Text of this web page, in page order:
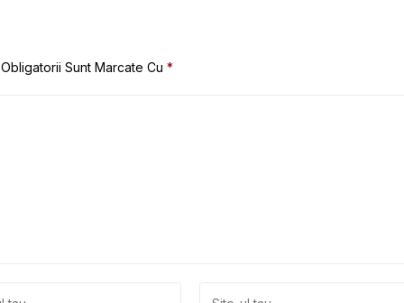
Sunt Marcate Cu *